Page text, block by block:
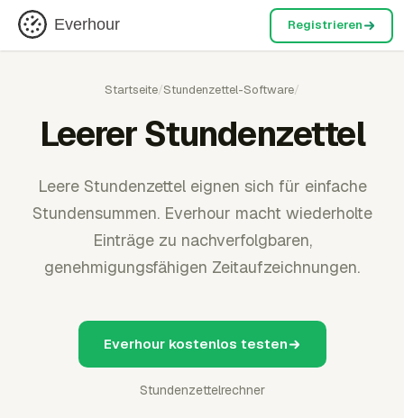
Everhour Registrieren
Startseite/Stundenzettel-Software/
Leerer Stundenzettel
Leere Stundenzettel eignen sich für einfache
Stundensummen. Everhour macht wiederholte
Einträge zu nachverfolgbaren,
genehmigungsfähigen Zeitaufzeichnungen.
Everhour kostenlos testen
Stundenzettelrechner